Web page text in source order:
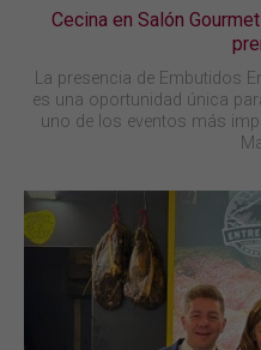
Cecina en Salón
La presencia de Embutidos
es una oportunidad única
uno de los eventos más